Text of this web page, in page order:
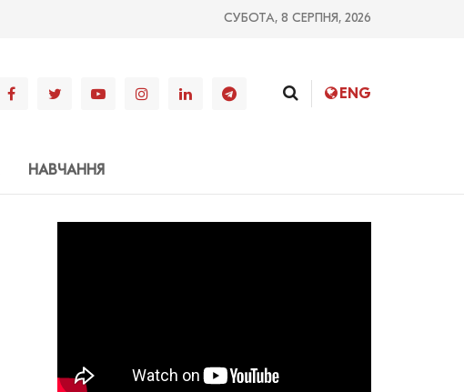
СУБОТА, 8 СЕРПНЯ, 2026
ENG
НАВЧАННЯ